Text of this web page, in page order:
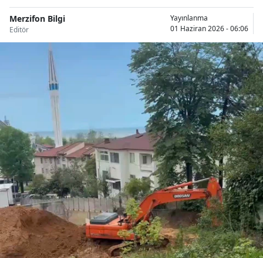
Merzifon Bilgi
Editör
Yayınlanma
01 Haziran 2026 - 06:06